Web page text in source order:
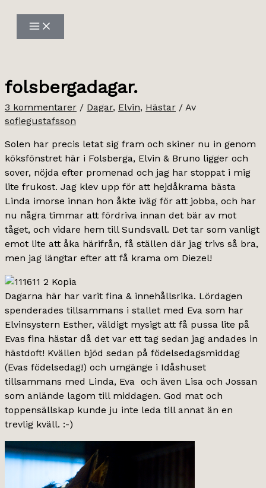
innehåll
folsbergadagar.
3 kommentarer / Dagar, Elvin, Hästar / Av
sofiegustafsson
Solen har precis letat sig fram och skiner nu in genom
köksfönstret här i Folsberga, Elvin & Bruno ligger och
sover, nöjda efter promenad och jag har stoppat i mig
lite frukost. Jag klev upp för att hejdåkrama bästa
Linda imorse innan hon åkte iväg för att jobba, och har
nu några timmar att fördriva innan det bär av mot
tåget, och vidare hem till Sundsvall. Det tar som vanligt
emot lite att åka härifrån, få ställen där jag trivs så bra,
men jag längtar efter att få krama om Diezel!
Dagarna här har varit fina & innehållsrika. Lördagen
spenderades tillsammans i stallet med Eva som har
Elvinsystern Esther, väldigt mysigt att få pussa lite på
Evas fina hästar då det var ett tag sedan jag andades in
hästdoft! Kvällen bjöd sedan på födelsedagsmiddag
(Evas födelsedag!) och umgänge i Idåshuset
tillsammans med Linda, Eva och även Lisa och Jossan
som anlände lagom till middagen. God mat och
toppensällskap kunde ju inte leda till annat än en
trevlig kväll. :-)